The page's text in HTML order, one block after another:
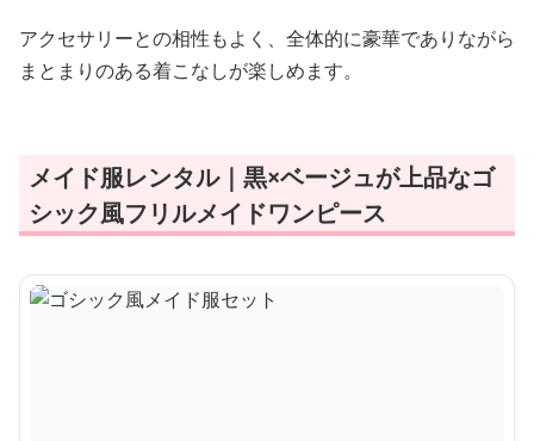
アクセサリーとの相性もよく、全体的に豪華でありながら
まとまりのある着こなしが楽しめます。
メイド服レンタル｜黒×ベージュが上品なゴ
シック風フリルメイドワンピース